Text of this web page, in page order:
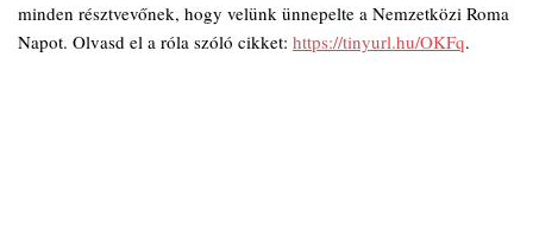
minden résztvevőnek, hogy velünk ünnepelte a Nemzetközi Roma
Napot. Olvasd el a róla szóló cikket: https://tinyurl.hu/OKFq.